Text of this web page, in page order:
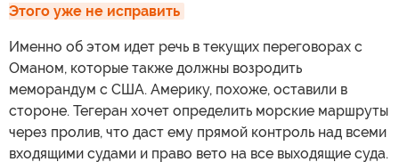
Этого уже не исправить
Именно об этом идет речь в текущих переговорах с
Оманом, которые также должны возродить
меморандум с США. Америку, похоже, оставили в
стороне. Тегеран хочет определить морские маршруты
через пролив, что даст ему прямой контроль над всеми
входящими судами и право вето на все выходящие суда.